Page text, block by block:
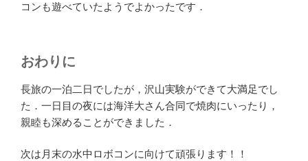
コンも遊べていたようでよかったです．
おわりに
長旅の一泊二日でしたが，沢山実験ができて大満足でし
た．一日目の夜には海洋大さん合同で焼肉にいったり，
親睦も深めることができました．
次は月末の水中ロボコンに向けて頑張ります！！